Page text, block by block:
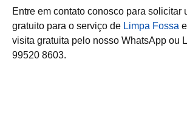
Entre em contato conosco para solicitar
gratuito para o serviço de Limpa Fossa
visita gratuita pelo nosso WhatsApp ou
99520 8603.